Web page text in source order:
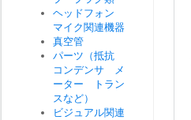
ヘッドフォン
マイク関連機器
真空管
パーツ（抵抗
コンデンサ メ
ーター トラン
スなど）
ビジュアル関連